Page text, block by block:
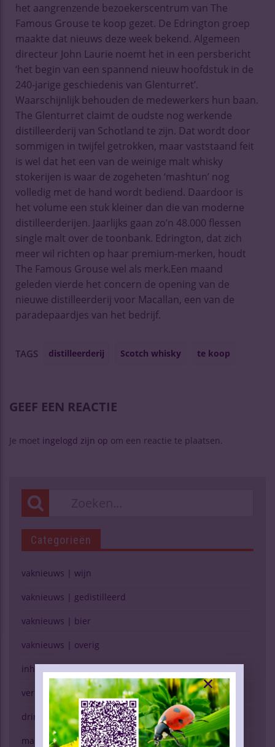
het aangrenzende bezoekerscentrum van The
Famous Grouse te koop gezet. De Edrington groep
maakte dat nieuws deze week bekend. Algemeen
directeur John Laurie noemt het in een persbericht
‘het begin van een spannend nieuw hoofdstuk in de
240-jarige geschiedenis van Glenturret’.
Waarschijnlijk behouden de medewerkers hun baan.
The Glenturret claimt de oudste nog werkende
distilleerderij van Schotland te zijn. Dat wordt door
sommigen in twijfel getrokken, maar vaststaand feit
is wel dat het een van de weinige malt whisky
stokerijen is waar de zogeheten ‘mashtun’ nog
volledig met de hand wordt bediend. Daardoor is
het volume een stuk kleiner dan die van moderne
distilleerderijen. Jaarlijks gaan zo’n 48.000 flessen
single malt over de toonbank. Edrington, dat zich
meer wil richten op haar premium-merken, houdt
The Famous Grouse wel als merk.Een maand
geleden vierde het concern de opening van de
nieuwe distilleerderij voor Macallan, een van de
paradepaardjes van het bedrijf.
TAGS distilleerderij Scotch whisky te koop
GEEF EEN REACTIE
Je moet ingelogd zijn op om een reactie te plaatsen.
Categorieën
vaknieuws | wijn
vaknieuws | gedistilleerd
vaknieuws | bier
vaknieuws | overig
inhoud vakblad
verkopen (g)een kunst
drinken & gezondheid
marktspiegel